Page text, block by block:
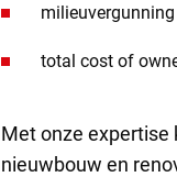
total cost of
Met onze expertise
nieuwbouw en